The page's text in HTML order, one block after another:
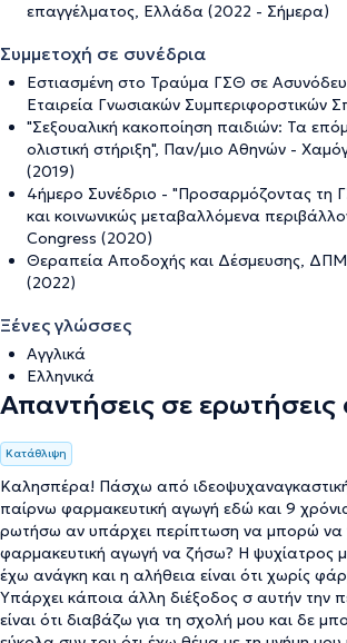
επαγγέλματος, Ελλάδα (2022 - Σήμερα)
Συμμετοχή σε συνέδρια
Εστιασμένη στο Τραύμα ΓΣΘ σε
Εταιρεία Γνωσιακών Συμπεριφορστικών
"Σεξουαλική κακοποίηση παιδιών: Τα
ολιστική στήριξη", Παν/μιο Αθηνών -
(2019)
4ήμερο Συνέδριο - "Προσαρμόζοντας τη
και κοινωνικώς μεταβαλλόμενα
Congress (2020)
Θεραπεία Αποδοχής και Δέσμευσης,
(2022)
Ξένες γλώσσες
Αγγλικά
Ελληνικά
Απαντήσεις σε
Κατάθλιψη
Καλησπέρα! Πάσχω από
παίρνω φαρμακευτική αγωγή εδώ και 9
ρωτήσω αν υπάρχει περίπτωση να μπορώ να
φαρμακευτική αγωγή να ζήσω? Η ψυχίατρος
έχω ανάγκη και η αλήθεια είναι ότι χωρίς
Υπάρχει κάποια άλλη διέξοδος σ αυτήν την
είναι ότι διαβάζω για τη σχολή μου και δε